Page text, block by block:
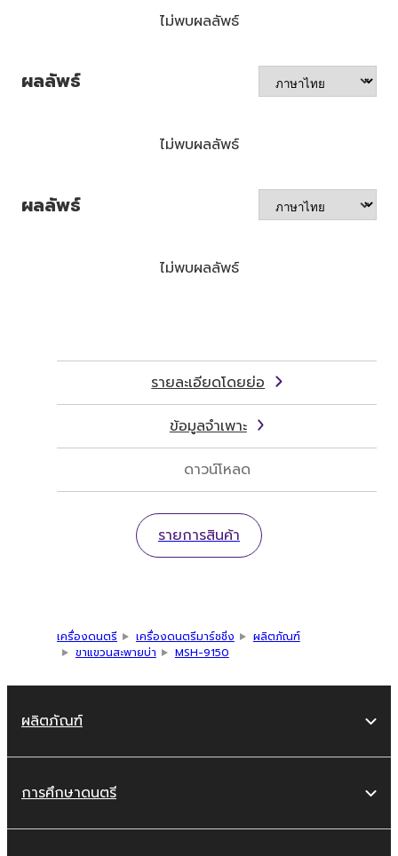
ไม่พบผลลัพธ์
ผลลัพธ์
ไม่พบผลลัพธ์
ผลลัพธ์
ไม่พบผลลัพธ์
รายละเอียดโดยย่อ
ข้อมูลจำเพาะ
ดาวน์โหลด
รายการสินค้า
เครื่องดนตรี เครื่องดนตรีมาร์ชชิ่ง
ผลิตภัณฑ์
ขาแขวนสะพายบ่า
MSH-9150
ผลิตภัณฑ์
การศึกษาดนตรี